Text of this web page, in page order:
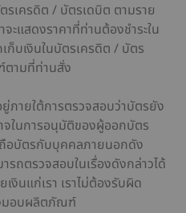
รเครดิต / บัตรเดบิต ตามราย
จะแสดงราคาที่ท่านต้องชำระใน
ก็บเงินในบัตรเครดิต / บัตร
ตามที่ท่านสั่ง
ายใต้การตรวจสอบว่าบัตรยัง
จในการอนุมัติของผู้ออกบัตร
อบัตรกับบุคคลภายนอกดัง
รถตรวจสอบในเรื่องดังกล่าวได้
งินแก่เรา เราไม่ต้องรับผิด
มอบผลิตภัณฑ์